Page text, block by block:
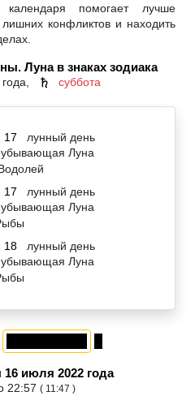
календаря помогает лучше
лишних конфликтов и находить
Луна в знаках зодиака
года, ♄ суббота
17 лунный день
убывающая Луна
17 лунный день
убывающая Луна
18 лунный день
убывающая Луна
июля 2022 года
22:57 ( 11:47 )